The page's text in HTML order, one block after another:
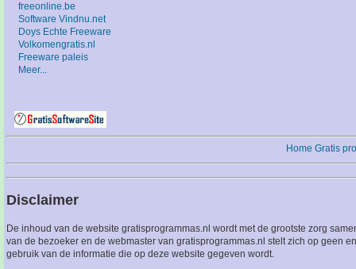
freeonline.be
Software Vindnu.net
Doys Echte Freeware
Volkomengratis.nl
Freeware paleis
Meer...
Home Gratis
Disclaimer
De inhoud van de website gratisprogrammas.nl wordt met de grootste zorg
van de bezoeker en de webmaster van gratisprogrammas.nl stelt zich op geen
gebruik van de informatie die op deze website gegeven wordt.